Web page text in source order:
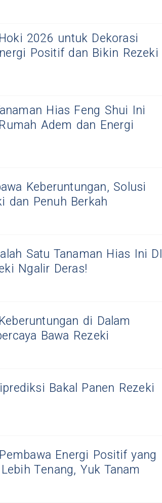
2026 untuk Dekorasi
Positif dan Bikin Rezeki
Hias Feng Shui Ini
Adem dan Energi
Keberuntungan, Solusi
dan Penuh Berkah
Satu Tanaman Hias Ini DI
Ngalir Deras!
di Dalam
Bawa Rezeki
Bakal Panen Rezeki
Energi Positif yang
Tenang, Yuk Tanam